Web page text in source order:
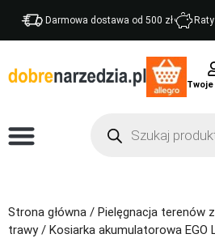
Darmowa dostawa od 500 zł
Strona główna / Pielęgnacja terenów
trawy/ Kosiarka akumulatorowa EGO